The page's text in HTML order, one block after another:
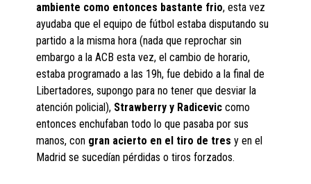
ambiente como entonces bastante frio, esta vez
ayudaba que el equipo de fútbol estaba disputando su
partido a la misma hora (nada que reprochar sin
embargo a la ACB esta vez, el cambio de horario,
estaba programado a las 19h, fue debido a la final de
Libertadores, supongo para no tener que desviar la
atención policial), Strawberry y Radicevic como
entonces enchufaban todo lo que pasaba por sus
manos, con gran acierto en el tiro de tres y en el
Madrid se sucedían pérdidas o tiros forzados.